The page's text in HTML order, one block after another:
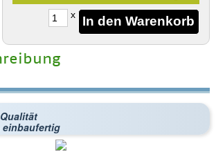
x
einbaufertig